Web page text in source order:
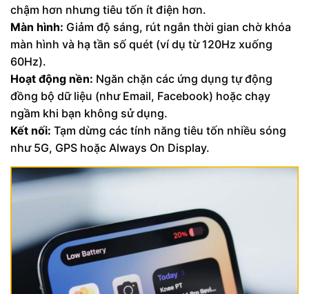
chậm hơn nhưng tiêu tốn ít điện hơn.
Màn hình: Giảm độ sáng, rút ngắn thời gian chờ khóa
màn hình và hạ tần số quét (ví dụ từ 120Hz xuống
60Hz).
Hoạt động nền: Ngăn chặn các ứng dụng tự động
đồng bộ dữ liệu (như Email, Facebook) hoặc chạy
ngầm khi bạn không sử dụng.
Kết nối: Tạm dừng các tính năng tiêu tốn nhiều sóng
như 5G, GPS hoặc Always On Display.